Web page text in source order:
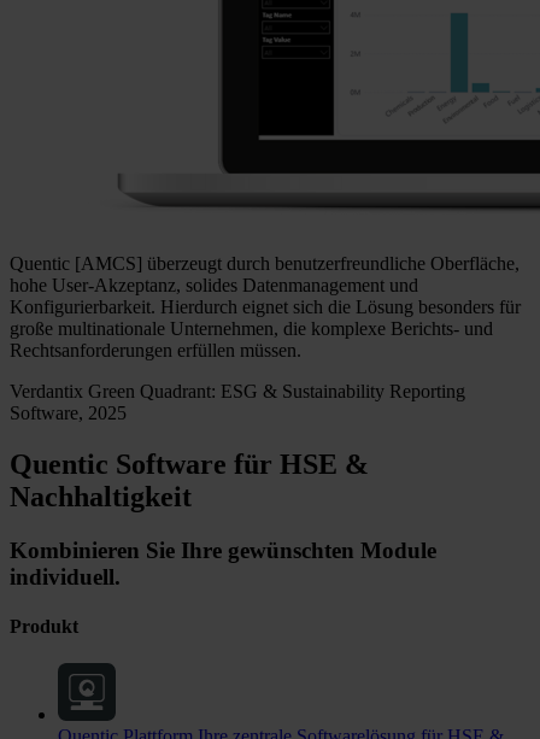
Quentic [AMCS] überzeugt durch benutzerfreundliche Oberfläche,
hohe User-Akzeptanz, solides Datenmanagement und
Konfigurierbarkeit. Hierdurch eignet sich die Lösung besonders für
große multinationale Unternehmen, die komplexe Berichts- und
Rechtsanforderungen erfüllen müssen.
Verdantix Green Quadrant: ESG & Sustainability Reporting
Software, 2025
Quentic Software für HSE &
Nachhaltigkeit
Kombinieren Sie Ihre gewünschten Module
individuell.
Produkt